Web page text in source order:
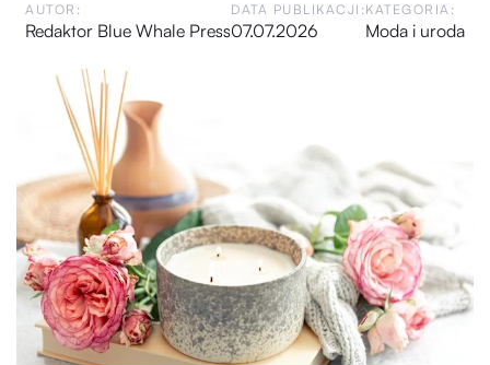
AUTOR:
Redaktor Blue Whale Press
DATA PUBLIKACJI:
07.07.2026
KATEGORIA:
Moda i uroda